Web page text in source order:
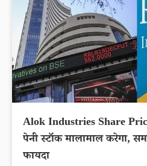
Alok Industries Share
पेनी स्टॉक मालामाल करेगा,
फायदा